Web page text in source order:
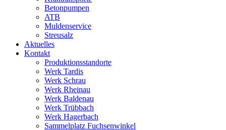
Betonpumpen
ATB
Muldenservice
Streusalz
Aktuelles
Kontakt
Produktionsstandorte
Werk Tardis
Werk Schrau
Werk Rheinau
Werk Baldenau
Werk Trübbach
Werk Hagerbach
Sammelplatz Fuchsenwinkel